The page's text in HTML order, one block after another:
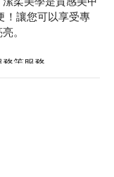
！讓您可以享受專
。
等服務
的狀態，提供專業
選適合台灣氣候的